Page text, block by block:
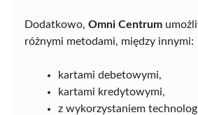
Dodatkowo, Omni Centrum
różnymi metodami, między innymi:
kartami debetowymi,
kartami kredytowymi,
z wykorzystaniem